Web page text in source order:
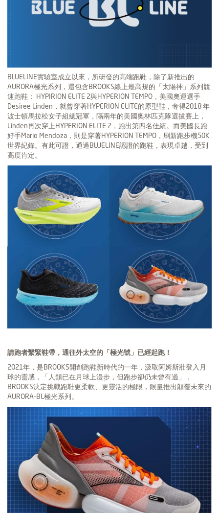
BLUELINE實驗室成立以來，所研發的高端跑鞋，除了新推出的
AURORA極光系列，還包含BROOKS線上最高規的「太陽神」系列競
速跑鞋： HYPIRION ELITE 2與HYPERION TEMPO，美國奧運選手
Desiree Linden，就曾穿著HYPERION ELITE的原型鞋，奪得2018 年
波士頓馬拉松女子組總冠軍，隔兩年的美國奧林匹克隊選拔賽上，
Linden再次穿上HYPERION ELITE 2，跑出第四名佳績。而美國長跑
好手Mario Mendoza，則是穿著HYPERION TEMPO，刷新跑步機50K
世界紀錄。有此可證，通過BLUELINE認證的跑鞋，表現卓越，受到
高度肯定。
請跑者繫緊鞋帶，通往外太空的「極光號」已經起跑！
2021年，是BROOKS開創跑鞋新時代的一年，汲取阿姆斯壯登入月
球的靈感，「人類已在月球上漫步，但跑步卻仍未曾有過」，
BROOKS決定挑戰跑鞋更柔軟、更靈活的極限，限量推出顛覆未來的
AURORA-BL極光系列。